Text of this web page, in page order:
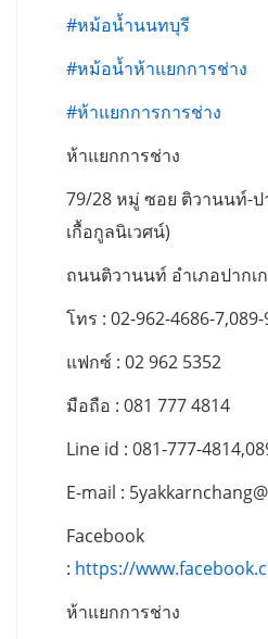
#หม้อน้ำนนทบุรี
#หม้อน้ำห้าแยกการช่าง
#ห้าแยกการการช่าง
ห้าแยกการช่าง
79/28 หมู่ ซอย ติวานนท์-ป
เกื้อกูลนิเวศน์)
ถนนติวานนท์ อำเภอปากเ
โทร : 02-962-4686-
แฟกซ์ : 02 962 5352
มือถือ : 081 777 4814
Line id : 081-777-
E-mail :
Facebook
: https://
ห้าแยกการช่าง